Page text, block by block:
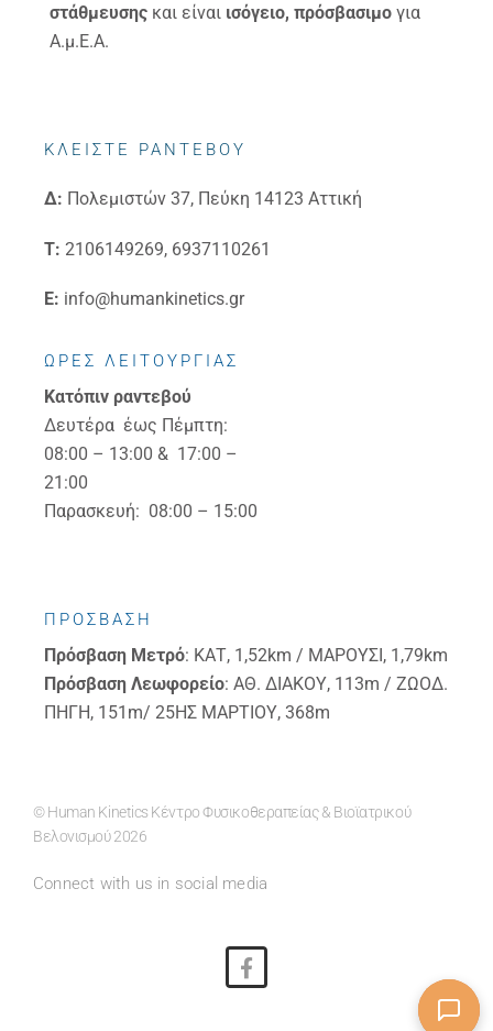
στάθμευσης και είναι ισόγειο, πρόσβασιμο για
Α.μ.Ε.Α.
ΚΛΕΙΣΤΕ ΡΑΝΤΕΒΟΥ
Δ: Πολεμιστών 37, Πεύκη 14123 Αττική
Τ: 2106149269, 6937110261
E: info@humankinetics.gr
ΩΡΕΣ ΛΕΙΤΟΥΡΓΙΑΣ
Κατόπιν ραντεβού
Δευτέρα έως Πέμπτη:
08:00 – 13:00 & 17:00 –
21:00
Παρασκευή: 08:00 – 15:00
ΠΡΟΣΒΑΣΗ
Πρόσβαση Μετρό: ΚΑΤ, 1,52km / ΜΑΡΟΥΣΙ, 1,79km
Πρόσβαση Λεωφορείο: ΑΘ. ΔΙΑΚΟΥ, 113m / ΖΩΟΔ.
ΠΗΓΗ, 151m/ 25ΗΣ ΜΑΡΤΙΟΥ, 368m
© Human Kinetics Κέντρο Φυσικοθεραπείας & Βιοϊατρικού
Βελονισμού 2026
Connect with us in social media